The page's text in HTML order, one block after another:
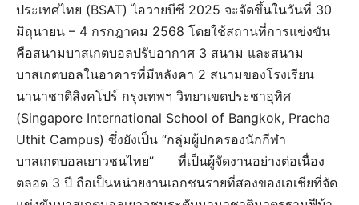
ประเทศไทย (BSAT) ไอวายบีซี 2025 จะจัดขึ้นในวันที่ 30
มิถุนายน – 4 กรกฎาคม 2568 โดยใช้สถานที่การแข่งขัน
คือสนามบาสเกตบอลปรับอากาศ 3 สนาม และสนาม
บาสเกตบอลในอาคารที่มีหลังคา 2 สนามของโรงเรียน
นานาชาติสิงคโปร์ กรุงเทพฯ วิทยาเขตประชาอุทิศ
(Singapore International School of Bangkok, Pracha
Uthit Campus) ซึ่งยังเป็น “กลุ่มผู้ปกครองนักกีฬา
บาสเกตบอลเยาวชนไทย” ที่เป็นผู้จัดงานอย่างต่อเนื่อง
ตลอด 3 ปี ถือเป็นหน่วยงานเอกชนรายที่สองของเอเชียที่จัด